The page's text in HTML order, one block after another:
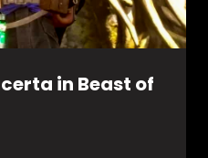
in Beast of